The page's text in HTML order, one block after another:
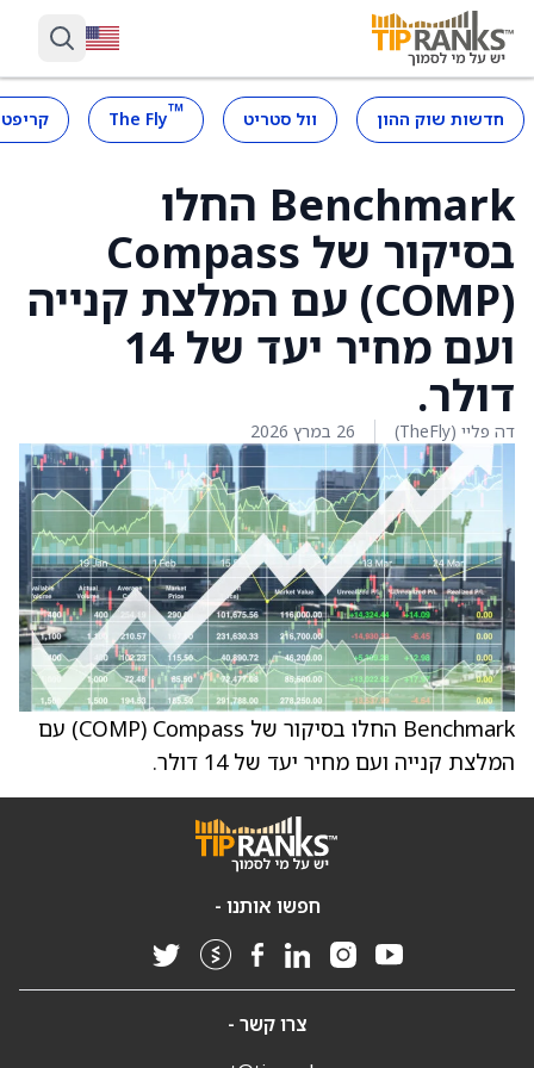
חדשות שוק ההון וול סטריט ™
The Fly
Benchmark החלו
בסיקור של Compass
‏(COMP) עם המלצת קנייה
ועם מחיר יעד של 14
דולר.
דה פליי (TheFly) 26 במרץ 2026
Benchmark החלו בסיקור של Compass ‏(COMP) עם
המלצת קנייה ועם מחיר יעד של 14 דולר.
חפשו אותנו -
צרו קשר -